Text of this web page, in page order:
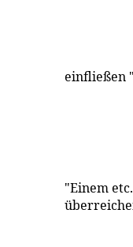
einfließen
"Einem